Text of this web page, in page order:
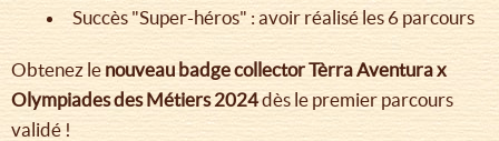
Succès "Super-héros" : avoir réalisé les 6 parcours
Obtenez le nouveau badge collector Tèrra Aventura x
Olympiades des Métiers 2024dès le premier parcours
validé !